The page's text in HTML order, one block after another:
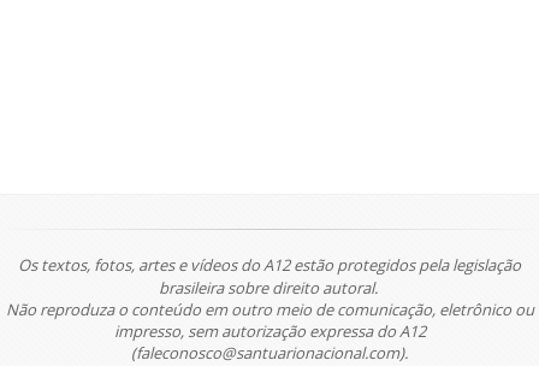
Os textos, fotos, artes e vídeos do A12 estão protegidos pela legislação
brasileira sobre direito autoral.
Não reproduza o conteúdo em outro meio de comunicação, eletrônico ou
impresso, sem autorização expressa do A12
(faleconosco@santuarionacional.com).